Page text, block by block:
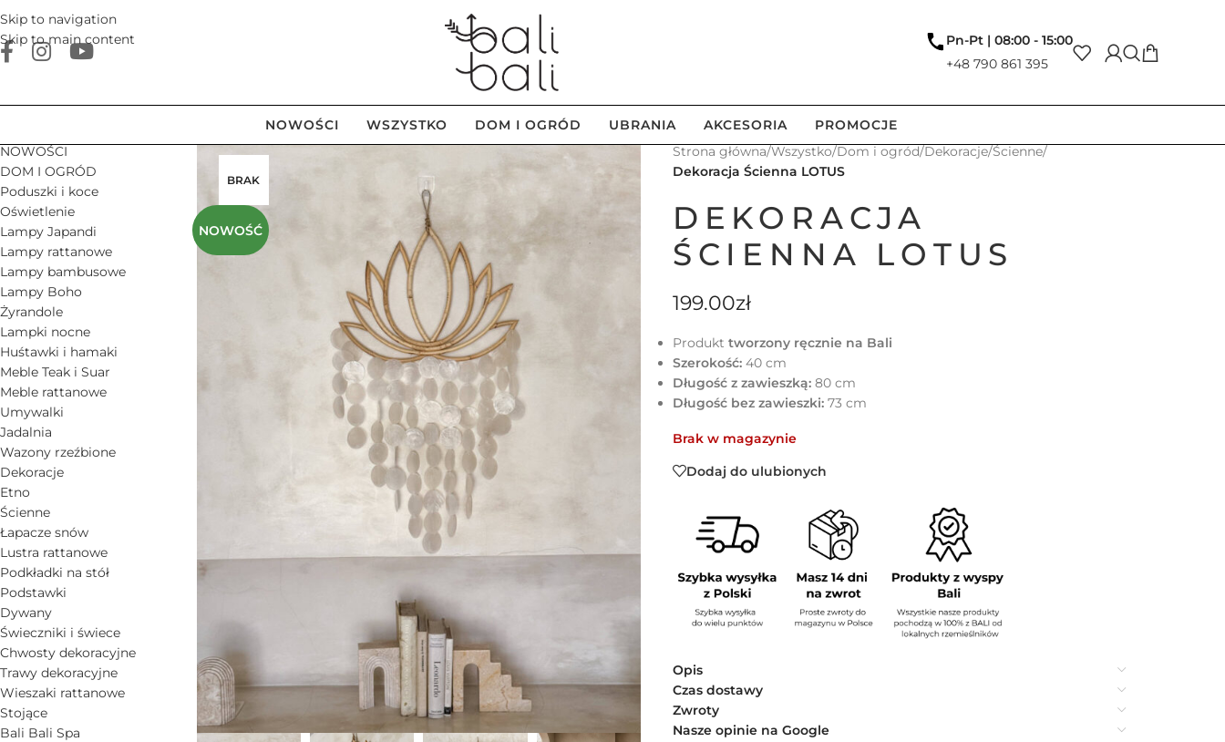
Skip to navigation
Skip to main content
+48 790 861 395
Pn-Pt | 08:00 - 15:00
NOWOŚCI WSZYSTKO DOM I OGRÓD UBRANIA AKCESORIA
PROMOCJE
NOWOŚCI
DOM I OGRÓD
Poduszki i koce
Oświetlenie
Lampy Japandi
Lampy rattanowe
Lampy bambusowe
Lampy Boho
Żyrandole
Lampki nocne
Huśtawki i hamaki
Meble Teak i Suar
Meble rattanowe
Umywalki
Jadalnia
Wazony rzeźbione
Dekoracje
Etno
Ścienne
Łapacze snów
Lustra rattanowe
Podkładki na stół
Podstawki
Dywany
Świeczniki i świece
Chwosty dekoracyjne
Trawy dekoracyjne
Wieszaki rattanowe
Stojące
Bali Bali Spa
BRAK
NOWOŚĆ
Strona główna/Wszystko/Dom i ogród/Dekoracje/Ścienne/
Dekoracja Ścienna LOTUS
DEKORACJA
ŚCIENNA LOTUS
199.00zł
Produkt tworzony ręcznie na Bali
Szerokość:40 cm
Długość z zawieszką:80 cm
Długość bez zawieszki:73 cm
Brak w magazynie
Dodaj do ulubionych
Opis
Czas dostawy
Zwroty
Nasze opinie na Google